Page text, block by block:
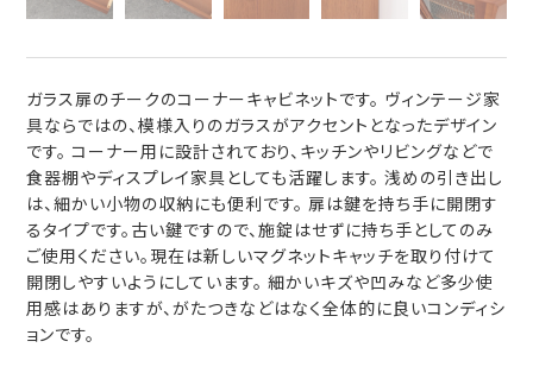
ガラス扉のチークのコーナーキャビネットです。 ヴィンテージ家
具ならではの、模様入りのガラスがアクセントとなったデザイン
です。 コーナー用に設計されており、キッチンやリビングなどで
食器棚やディスプレイ家具としても活躍します。 浅めの引き出し
は、細かい小物の収納にも便利です。 扉は鍵を持ち手に開閉す
るタイプです。古い鍵ですので、施錠はせずに持ち手としてのみ
ご使用ください。現在は新しいマグネットキャッチを取り付けて
開閉しやすいようにしています。 細かいキズや凹みなど多少使
用感はありますが、がたつきなどはなく全体的に良いコンディシ
ョンです。